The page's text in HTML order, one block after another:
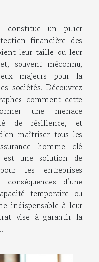
constitue un pilier
financière des
leur taille ou leur
souvent méconnu,
majeurs pour la
sociétés. Découvrez
comment cette
une menace
de résilience, et
maîtriser tous les
homme clé
est une solution de
les entreprises
d’une
temporaire ou
indispensable à leur
vise à garantir la